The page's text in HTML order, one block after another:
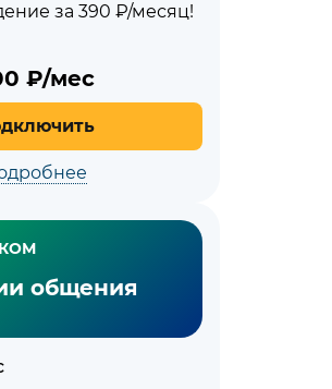
за 390 ₽/месяц!
₽/мес
общения